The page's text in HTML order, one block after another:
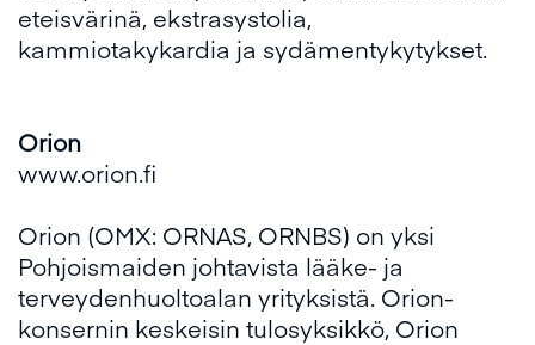
eteisvärinä, ekstrasystolia,
kammiotakykardia ja sydämentykytykset.
Orion
www.orion.fi
Orion (OMX: ORNAS, ORNBS) on yksi
Pohjoismaiden johtavista lääke- ja
terveydenhuoltoalan yrityksistä. Orion-
konsernin keskeisin tulosyksikkö, Orion